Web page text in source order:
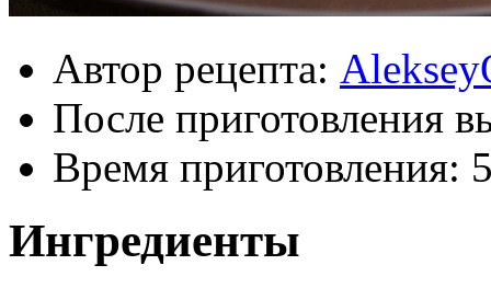
Автор рецепта:
После приготовления
Время приготовления:
Ингредиенты